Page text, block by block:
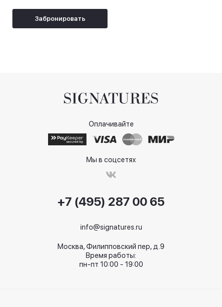
Забронировать
Оплачивайте
Мы в соцсетях
+7 (495) 287 00 65
info@signatures.ru
Москва, Филипповский пер, д.9
Время работы:
пн-пт 10:00 - 19:00